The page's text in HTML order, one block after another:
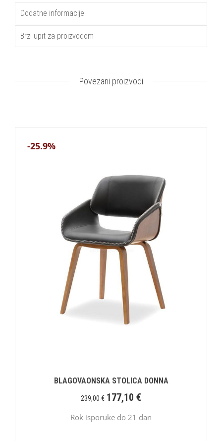
Dodatne informacije
Brzi upit za proizvodom
Povezani proizvodi
-25.9%
BLAGOVAONSKA STOLICA DONNA
239,00€ 177,10 €
Rok isporuke do 21 dan